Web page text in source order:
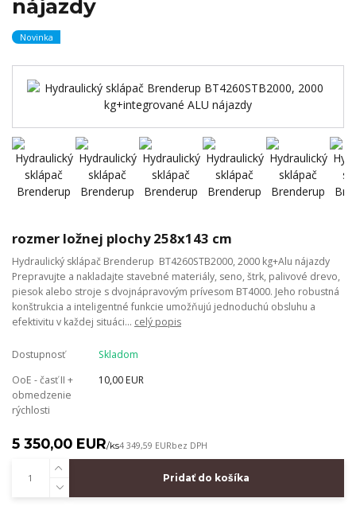
nájazdy
Novinka
rozmer ložnej plochy 258x143 cm
Hydraulický sklápač Brenderup BT4260STB2000, 2000 kg+Alu nájazdy
Prepravujte a nakladajte stavebné materiály, seno, štrk, palivové drevo,
piesok alebo stroje s dvojnápravovým prívesom BT4000. Jeho robustná
konštrukcia a inteligentné funkcie umožňujú jednoduchú obsluhu a
efektivitu v každej situáci... celý popis
Dostupnosť
Skladom
OoE - časť II +
obmedzenie
rýchlosti
10,00 EUR
5 350,00 EUR/ks4 349,59 EURbez DPH
Pridať do košíka